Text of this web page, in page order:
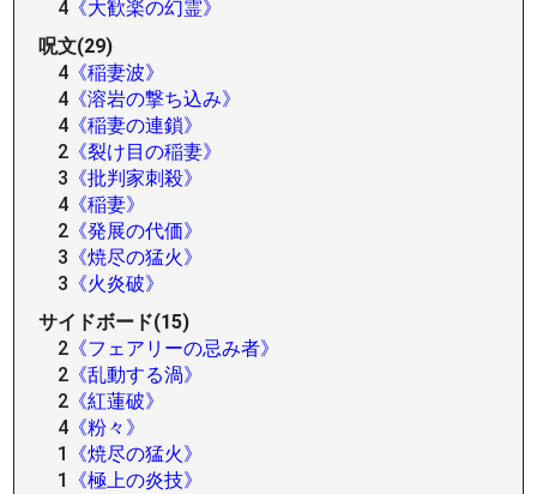
4 《大歓楽の幻霊》
呪文(29)
4 《稲妻波》
4 《溶岩の撃ち込み》
4 《稲妻の連鎖》
2 《裂け目の稲妻》
3 《批判家刺殺》
4 《稲妻》
2 《発展の代価》
3 《焼尽の猛火》
3 《火炎破》
サイドボード(15)
2 《フェアリーの忌み者》
2 《乱動する渦》
2 《紅蓮破》
4 《粉々》
1
《焼尽の猛火》
1
《極上の炎技》